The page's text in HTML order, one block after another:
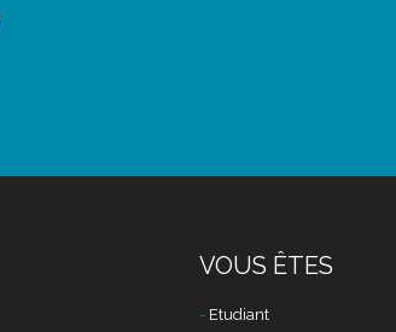
VOUS ÊTES
Etudiant